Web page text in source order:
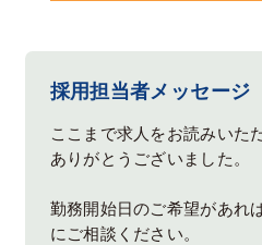
採用担当者メッセージ
ここまで求人をお読みいた
ありがとうございました。
勤務開始日のご希望があれ
にご相談ください。